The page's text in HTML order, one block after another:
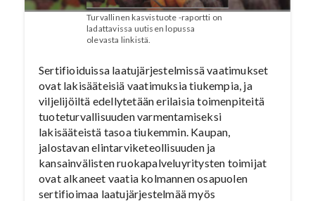
Turvallinen kasvistuote -raportti on
ladattavissa uutisen lopussa
olevasta linkistä.
Sertifioiduissa laatujärjestelmissä vaatimukset
ovat lakisääteisiä vaatimuksia tiukempia, ja
viljelijöiltä edellytetään erilaisia toimenpiteitä
tuoteturvallisuuden varmentamiseksi
lakisääteistä tasoa tiukemmin. Kaupan,
jalostavan elintarviketeollisuuden ja
kansainvälisten ruokapalveluyritysten toimijat
ovat alkaneet vaatia kolmannen osapuolen
sertifioimaa laatujärjestelmää myös